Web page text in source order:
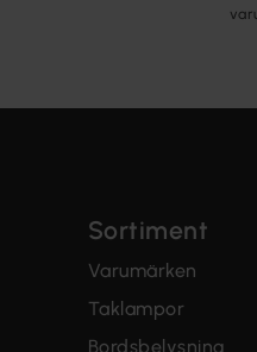
Sortiment
Varumärken
Taklampor
Bordsbelysning